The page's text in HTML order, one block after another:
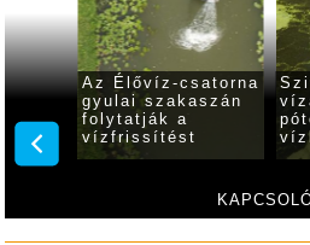
a
Az Élővíz-csatorna
gyulai szakaszán
folytatják a
vízfrissítést